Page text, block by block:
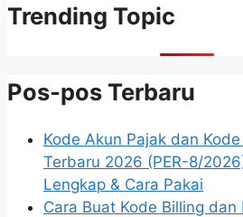
Trending Topic
Pos-pos Terbaru
Kode Akun Pajak dan
Terbaru 2026 (PER-8/
Lengkap & Cara Pakai
Cara Buat Kode Billing dan